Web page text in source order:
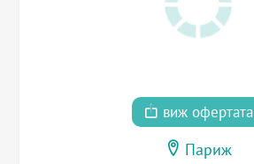
виж офертата
Париж